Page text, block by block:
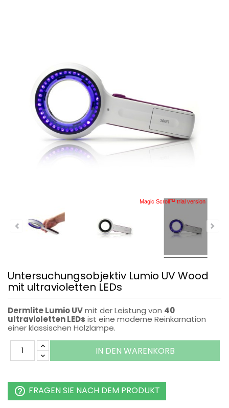
Magic Scroll™ trial version
Untersuchungsobjektiv Lumio UV Wood
mit ultravioletten LEDs
Dermlite Lumio UVmit der Leistung von 40
ultravioletten LEDs ist eine moderne Reinkarnation
einer klassischen Holzlampe.
IN DEN WARENKORB
help_outline FRAGEN SIE NACH DEM PRODUKT